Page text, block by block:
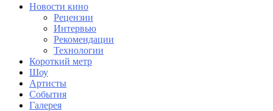
Новости кино
Рецензии
Интервью
Рекомендации
Технологии
Короткий метр
Шоу
Артисты
События
Галерея